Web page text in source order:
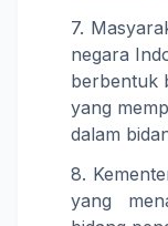
negara
berbentuk
yang
dalam
yang